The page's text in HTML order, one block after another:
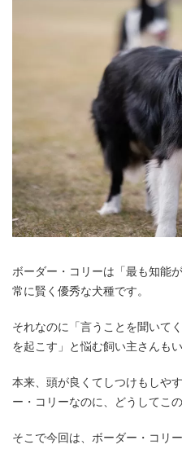
ボーダー・コリーは「最も知能
常に賢く優秀な犬種です。
それなのに「言うことを聞いて
を起こす」と悩む飼い主さんもい
本来、頭が良くてしつけもしや
ー・コリーなのに、どうしてこ
そこで今回は、ボーダー・コリ